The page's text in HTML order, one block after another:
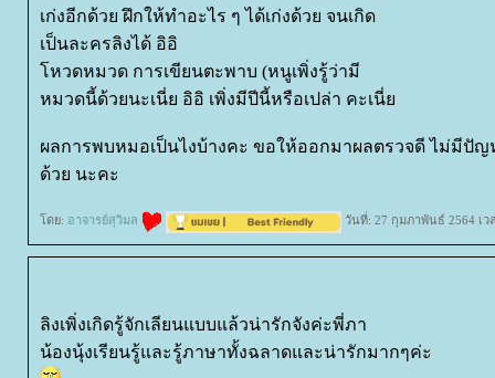
เก่งอีกด้วย ฝึกให้ทำอะไร ๆ ได้เก่งด้วย จนเกิด
เป็นละครลิงได้ อิอิ
หวดหมวด การเขียนตะพาบ (หนูเพิ่งรู้ว่ามี
หมวดนี้ด้วยนะเนี่ย อิอิ เพิ่งมีปีนี้หรือเปล่า คะเนี่
ผลการพบหมอเป็นไงบ้างคะ ขอให้ออกมาผลตรวจดี ไม่มีปั
ด้วย นะคะ
ดย: อาจารย์สุวิมล วันที่: 27 กุมภาพันธ์ 2564 เว
ลิงเพิ่งเกิดรู้จักเลียนแบบแล้วน่ารักจังค่ะพี่ภา
น้องนุ้งเรียนรู้และรู้ภาษาทั้งฉลาดและน่ารักมากๆค่ะ